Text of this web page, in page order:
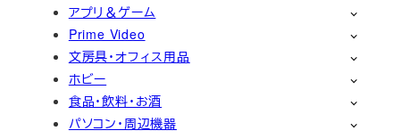
アプリ＆ゲーム
Prime Video
文房具・オフィス用品
ホビー
食品・飲料・お酒
パソコン・周辺機器